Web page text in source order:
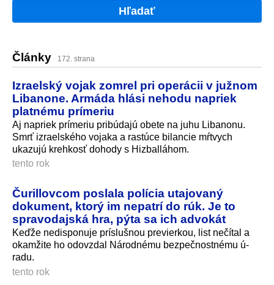
Hľadať
Články 172. strana
Izraelský vojak zomrel pri operácii v južnom
Libanone. Armáda hlási nehodu napriek
platnému prímeriu
Aj napriek prímeriu pribúdajú obete na juhu Libanonu.
Smrť izraelského vojaka a rastúce bilancie mŕtvych
ukazujú krehkosť dohody s Hizballáhom.
tento rok
Čurillovcom poslala polícia utajovaný
dokument, ktorý im nepatrí do rúk. Je to
spravodajská hra, pýta sa ich advokát
Keďže nedisponuje príslušnou previerkou, list nečítal a
okamžite ho odovzdal Národnému bezpečnostnému ú­
radu.
tento rok